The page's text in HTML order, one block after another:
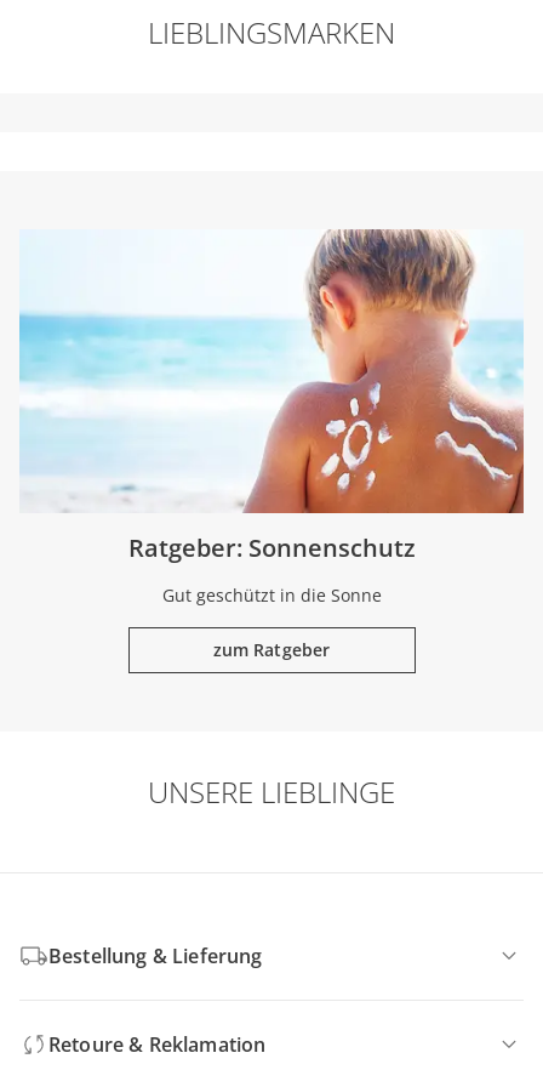
LIEBLINGSMARKEN
Ratgeber: Sonnenschutz
Gut geschützt in die Sonne
zum Ratgeber
UNSERE LIEBLINGE
Bestellung & Lieferung
Retoure & Reklamation